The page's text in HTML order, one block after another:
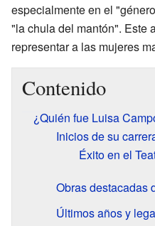
especialmente en el
"la chula del mantón". Este
representar a las mujeres
Contenido
¿Quién fue Luisa
Inicios de su
Éxito en el
Obras destacadas
Últimos años y